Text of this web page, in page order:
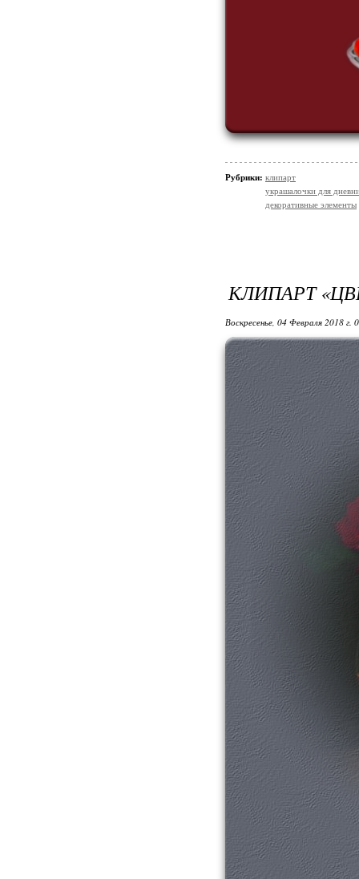
Рубрики: клипарт
украшалочки для
декоративные элементы
КЛИПАРТ
Воскресенье, 04 Февраля 2018 г.